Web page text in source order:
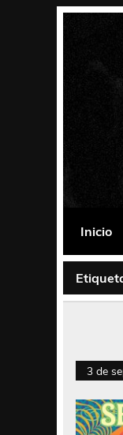
La
Inicio
3 de